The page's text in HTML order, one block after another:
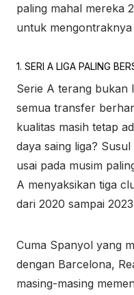
paling mahal mereka
untuk
1. SERI A LIGA PALING
Serie A terang bukan
semua transfer
kualitas masih tetap
daya saing liga?
usai pada musim
A menyaksikan tiga
dari 2020 sampai
Cuma Spanyol yang
dengan Barcelona,
masing-masing